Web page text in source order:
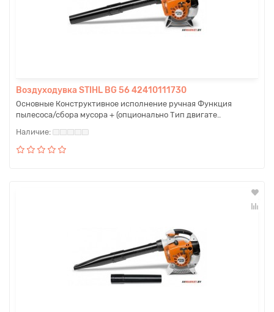
Воздуходувка STIHL BG 56 42410111730
Основные Конструктивное исполнение ручная Функция
пылесоса/сбора мусора + (опционально Тип двигате..